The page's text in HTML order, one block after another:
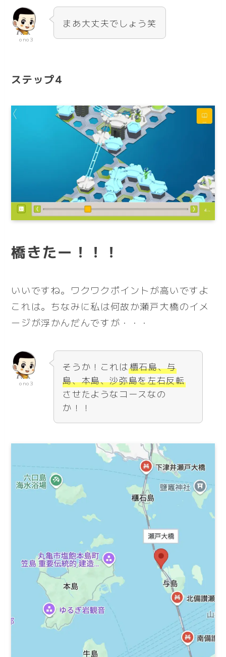
ono3
まあ大丈夫でしょう笑
ステップ4
橋きたー！！！
いいですね。ワクワクポイントが高いですよ
これは。ちなみに私は何故か瀬戸大橋のイメ
ージが浮かんだんですが・・・
ono3
そうか！これは櫃石島、与
島、本島、沙弥島を左右反転
させたようなコースなの
か！！